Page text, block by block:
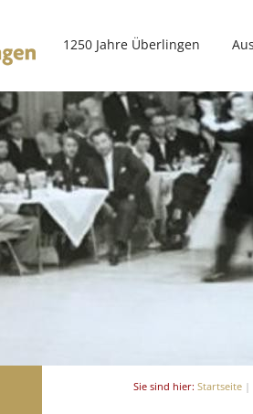
1250 Jahre Überlingen
Sie sind hier: Startseite |